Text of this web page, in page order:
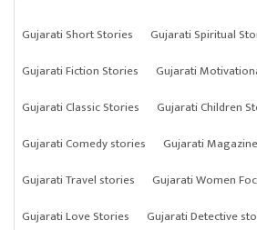
Gujarati Short Stories
Gujarati Spiritual
Gujarati Fiction Stories
Gujarati
Gujarati Classic Stories
Gujarati Children
Gujarati Comedy stories
Gujarati Magazine
Gujarati Travel stories
Gujarati Women
Gujarati Love Stories
Gujarati Detective